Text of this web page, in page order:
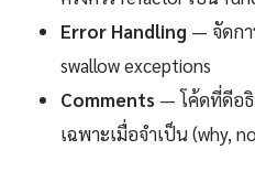
Error Handling — จัดกา
swallow exceptions
Comments — โค้ดที่ดีอธิ
เฉพาะเมื่อจำเป็น (why,